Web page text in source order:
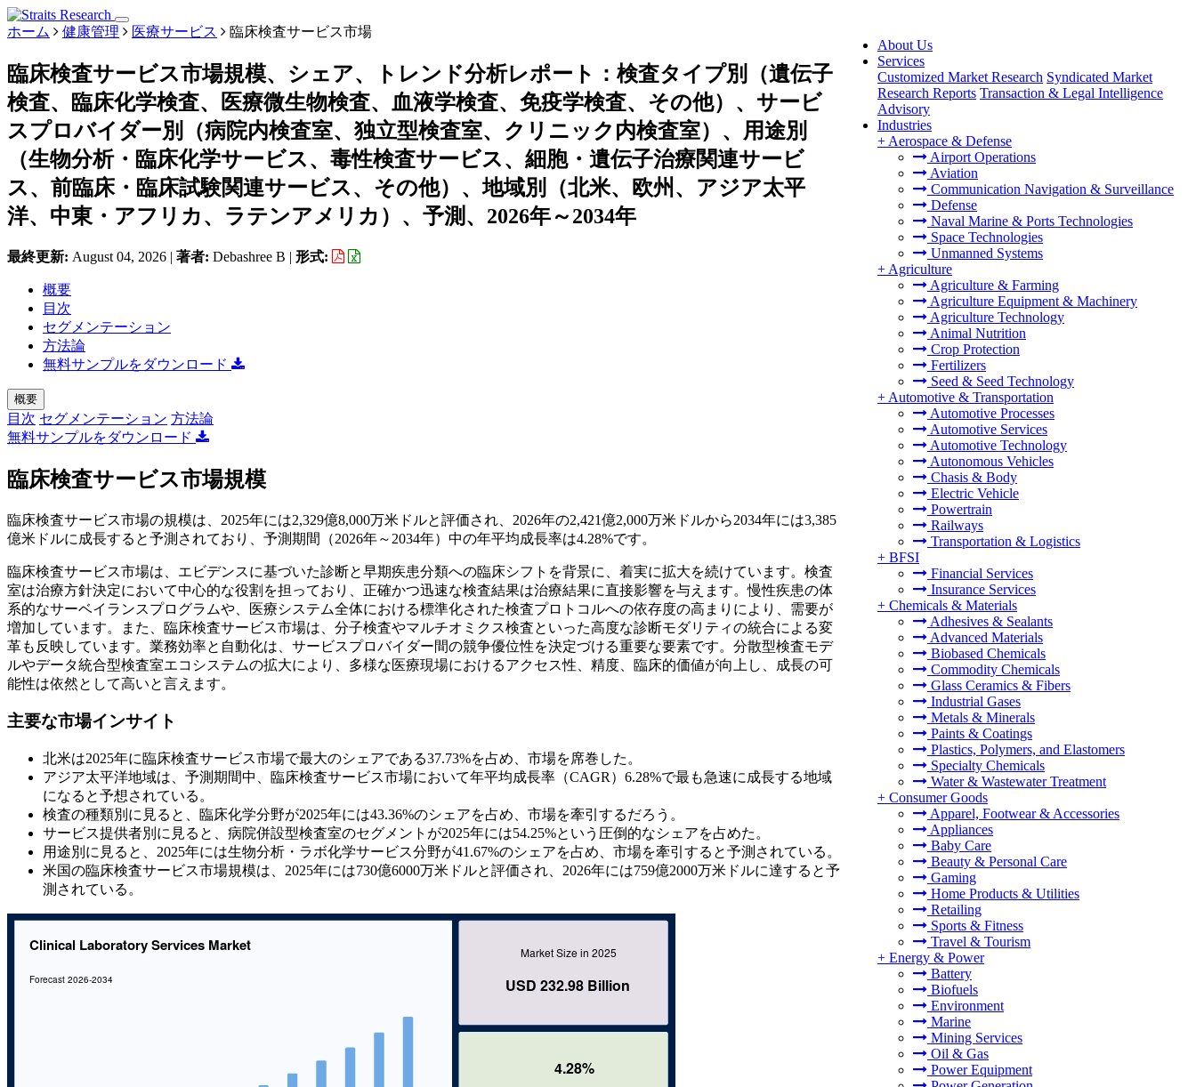
About Us
Services
Customized Market Research Syndicated Market
Research Reports Transaction & Legal Intelligence
Advisory
Industries
+ Aerospace & Defense
Airport Operations
Aviation
Communication Navigation & Surveillance
Defense
Naval Marine & Ports Technologies
Space Technologies
Unmanned Systems
+ Agriculture
Agriculture & Farming
Agriculture Equipment & Machinery
Agriculture Technology
Animal Nutrition
Crop Protection
Fertilizers
Seed & Seed Technology
+ Automotive & Transportation
Automotive Processes
Automotive Services
Automotive Technology
Autonomous Vehicles
Chasis & Body
Electric Vehicle
Powertrain
Railways
Transportation & Logistics
+ BFSI
Financial Services
Insurance Services
+ Chemicals & Materials
Adhesives & Sealants
Advanced Materials
Biobased Chemicals
Commodity Chemicals
Glass Ceramics & Fibers
Industrial Gases
Metals & Minerals
Paints & Coatings
Plastics, Polymers, and Elastomers
Specialty Chemicals
Water & Wastewater Treatment
+ Consumer Goods
Apparel, Footwear & Accessories
Appliances
Baby Care
Beauty & Personal Care
Gaming
Home Products & Utilities
Retailing
Sports & Fitness
Travel & Tourism
+ Energy & Power
Battery
Biofuels
Environment
Marine
Mining Services
Oil & Gas
Power Equipment
ホーム 健康管理 医療サービス 臨床検査サービス市場
臨床検査サービス市場規模、シェア、トレンド分析レポート：検査タイプ別（遺伝子
検査、臨床化学検査、医療微生物検査、血液学検査、免疫学検査、その他）、サービ
スプロバイダー別（病院内検査室、独立型検査室、クリニック内検査室）、用途別
（生物分析・臨床化学サービス、毒性検査サービス、細胞・遺伝子治療関連サービ
ス、前臨床・臨床試験関連サービス、その他）、地域別（北米、欧州、アジア太平
洋、中東・アフリカ、ラテンアメリカ）、予測、2026年～2034年
最終更新: August 04, 2026 | 著者: Debashree B | 形式:
概要
目次
セグメンテーション
方法論
無料サンプルをダウンロード
概要
目次 セグメンテーション 方法論
無料サンプルをダウンロード
臨床検査サービス市場規模
臨床検査サービス市場の規模は、2025年には2,329億8,000万米ドルと評価され、2026年の2,421億2,000万米ドルから2034年には3,385
億米ドルに成長すると予測されており、予測期間（2026年～2034年）中の年平均成長率は4.28%です。
臨床検査サービス市場は、エビデンスに基づいた診断と早期疾患分類への臨床シフトを背景に、着実に拡大を続けています。検査
室は治療方針決定において中心的な役割を担っており、正確かつ迅速な検査結果は治療結果に直接影響を与えます。慢性疾患の体
系的なサーベイランスプログラムや、医療システム全体における標準化された検査プロトコルへの依存度の高まりにより、需要が
増加しています。また、臨床検査サービス市場は、分子検査やマルチオミクス検査といった高度な診断モダリティの統合による変
革も反映しています。業務効率と自動化は、サービスプロバイダー間の競争優位性を決定づける重要な要素です。分散型検査モデ
ルやデータ統合型検査室エコシステムの拡大により、多様な医療現場におけるアクセス性、精度、臨床的価値が向上し、成長の可
能性は依然として高いと言えます。
主要な市場インサイト
北米は2025年に臨床検査サービス市場で最大のシェアである37.73%を占め、市場を席巻した。
アジア太平洋地域は、予測期間中、臨床検査サービス市場において年平均成長率（CAGR）6.28%で最も急速に成長する地域
になると予想されている。
検査の種類別に見ると、臨床化学分野が2025年には43.36%のシェアを占め、市場を牽引するだろう。
サービス提供者別に見ると、病院併設型検査室のセグメントが2025年には54.25%という圧倒的なシェアを占めた。
用途別に見ると、2025年には生物分析・ラボ化学サービス分野が41.67%のシェアを占め、市場を牽引すると予測されている。
米国の臨床検査サービス市場規模は、2025年には730億6000万米ドルと評価され、2026年には759億2000万米ドルに達すると予
測されている。